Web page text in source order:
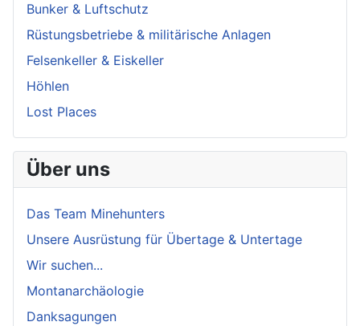
Bunker & Luftschutz
Rüstungsbetriebe & militärische Anlagen
Felsenkeller & Eiskeller
Höhlen
Lost Places
Über uns
Das Team Minehunters
Unsere Ausrüstung für Übertage & Untertage
Wir suchen...
Montanarchäologie
Danksagungen